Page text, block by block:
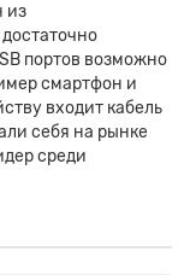
из
портов возможно
смартфон и
входит кабель
себя на рынке
среди